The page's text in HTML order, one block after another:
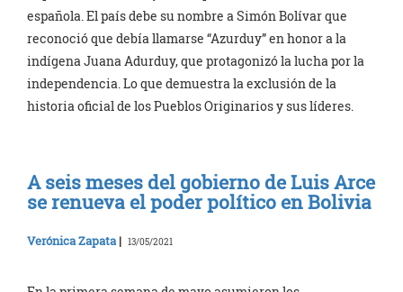
española. El país debe su nombre a Simón Bolívar que
reconoció que debía llamarse “Azurduy” en honor a la
indígena Juana Adurduy, que protagonizó la lucha por la
independencia. Lo que demuestra la exclusión de la
historia oficial de los Pueblos Originarios y sus líderes.
A seis meses del gobierno de Luis Arce
se renueva el poder político en Bolivia
Verónica Zapata | 13/05/2021